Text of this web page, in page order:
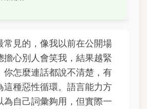
常見的，像我以前在公開場
擔心別人會笑我，結果越緊
你怎麼連話都說不清楚，有
這種惡性循環。語言能力方
為自己詞彙夠用，但實際一